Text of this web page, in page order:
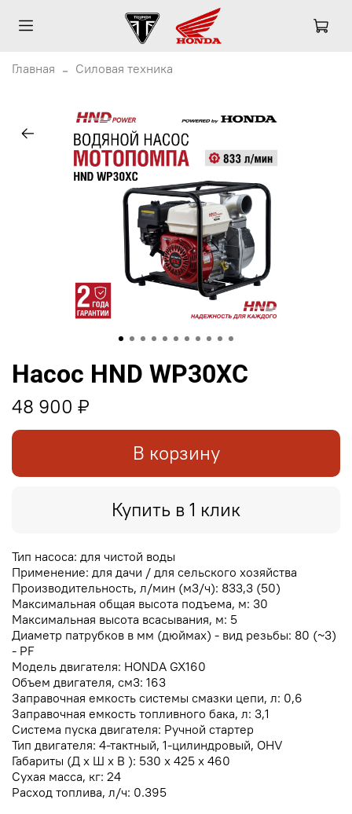
Главная Силовая техника
Насос HND WP30XC
48 900 ₽
В корзину
Купить в 1 клик
Тип насоса: для чистой воды
Применение: для дачи / для сельского хозяйства
Производительность, л/мин (м3/ч): 833,3 (50)
Максимальная общая высота подъема, м: 30
Максимальная высота всасывания, м: 5
Диаметр патрубков в мм (дюймах) - вид резьбы: 80 (~3)
- PF
Модель двигателя: HONDA GX160
Объем двигателя, см3: 163
Заправочная емкость системы смазки цепи, л: 0,6
Заправочная емкость топливного бака, л: 3,1
Система пуска двигателя: Ручной стартер
Тип двигателя: 4-тактный, 1-цилиндровый, OHV
Габариты (Д х Ш х В ): 530 x 425 x 460
Сухая масса, кг: 24
Расход топлива, л/ч: 0.395